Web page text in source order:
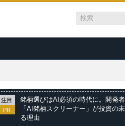
注目
PR
銘柄選びはAI必須の時代に。開発者
「AI銘柄スクリーナー」が投資の
る理由